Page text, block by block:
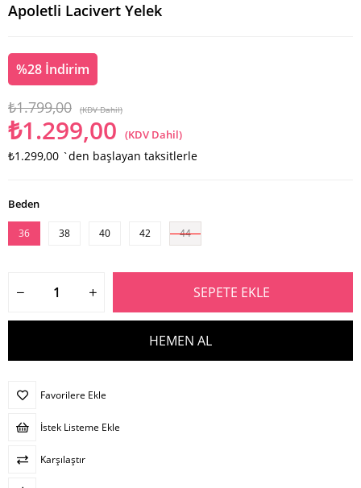
Apoletli Lacivert Yelek
%28 İndirim
₺1.799,00 (KDV Dahil)
₺1.299,00 (KDV Dahil)
₺1.299,00 `den başlayan taksitlerle
Beden
36 38 40 42 44
Favorilere Ekle
İstek Listeme Ekle
Karşılaştır